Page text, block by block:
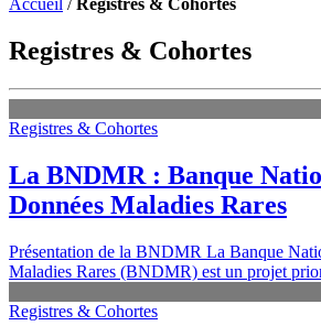
Accueil /Registres & Cohortes
Registres & Cohortes
Registres & Cohortes
La BNDMR : Banque
Données Maladies Rares
Présentation de la BNDMR La Banque
Maladies Rares (BNDMR) est un projet
Registres & Cohortes